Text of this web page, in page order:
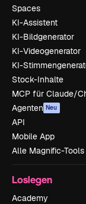
Spaces
KI-Assistent
KI-Bildgenerator
KI-Videogenerator
KI-
Stock-Inhalte
MCP für Claude/
Agenten Neu
API
Mobile App
Alle Magnific-Tools
Loslegen
Academy